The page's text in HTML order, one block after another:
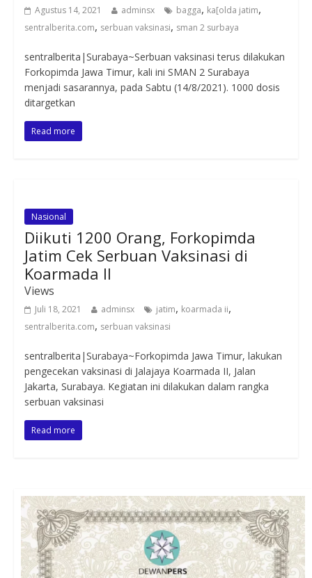
Agustus 14, 2021 adminsx bagga, ka[olda jatim,
sentralberita.com, serbuan vaksinasi, sman 2 surbaya
sentralberita|Surabaya~Serbuan vaksinasi terus dilakukan
Forkopimda Jawa Timur, kali ini SMAN 2 Surabaya
menjadi sasarannya, pada Sabtu (14/8/2021). 1000 dosis
ditargetkan
Read more
Nasional
Diikuti 1200 Orang, Forkopimda
Jatim Cek Serbuan Vaksinasi di
Koarmada II
Views
Juli 18, 2021 adminsx jatim, koarmada ii,
sentralberita.com, serbuan vaksinasi
sentralberita|Surabaya~Forkopimda Jawa Timur, lakukan
pengecekan vaksinasi di Jalajaya Koarmada II, Jalan
Jakarta, Surabaya. Kegiatan ini dilakukan dalam rangka
serbuan vaksinasi
Read more